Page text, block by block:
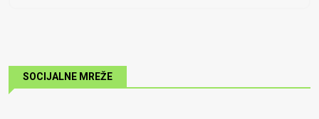
SOCIJALNE MREŽE